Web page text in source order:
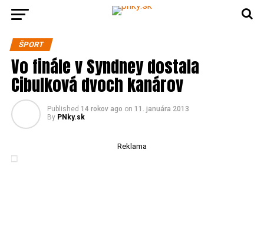
ŠPORT
Vo finále v Syndney dostala
Cibulková dvoch kanárov
Published 14 rokov ago on 11. januára 2013
By PNky.sk
Reklama